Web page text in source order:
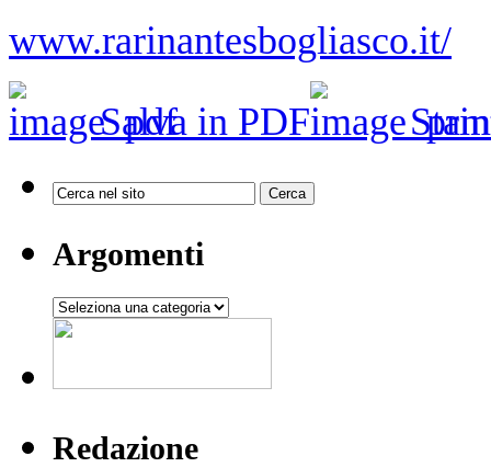
www.rarinantesbogliasco.it/
Salva in PDF
Argomenti
Argomenti
Redazione